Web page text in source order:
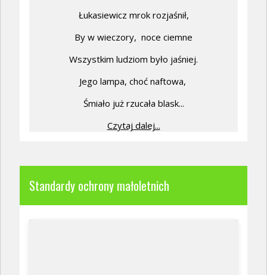
Łukasiewicz mrok rozjaśnił,
By w wieczory, noce ciemne
Wszystkim ludziom było jaśniej.
Jego lampa, choć naftowa,
Śmiało już rzucała blask...
Czytaj dalej...
Standardy ochrony małoletnich